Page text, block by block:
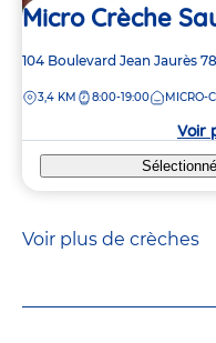
Micro Crèche
Adresse
la
104 Boulevard Jean Jaurès
DISTANCE
3,4 KM 8:00-19:00 MICRO-
Voir
Voir plus de crèches